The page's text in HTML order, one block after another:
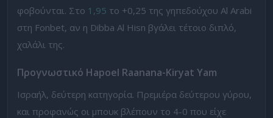
φοβούνται. Στο 1,95 το +0,25 της γηπεδούχου Al Arabi
στη Fonbet, αν η Dibba Al Hisn βγάλει τέτοιο διπλό,
χαλάλι της.
Προγνωστικό Hapoel Raanana-Kiryat Yam
Ισραήλ, δεύτερη κατηγορία. Πρεμιέρα δεύτερου γύρου,
και προφανώς οι μπουκ βλέπουν το 4-0 που είχε